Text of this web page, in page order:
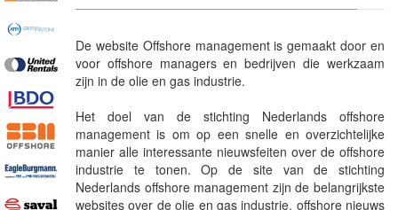
De website Offshore management is gemaakt door en
voor offshore managers en bedrijven die werkzaam
zijn in de olie en gas industrie.
Het doel van de stichting Nederlands offshore
management is om op een snelle en overzichtelijke
manier alle interessante nieuwsfeiten over de offshore
industrie te tonen. Op de site van de stichting
Nederlands offshore management zijn de belangrijkste
websites over de olie en gas industrie, offshore nieuws